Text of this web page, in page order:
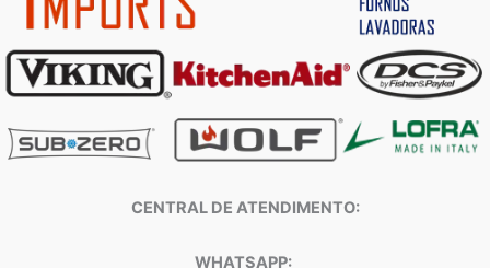
CENTRAL DE ATENDIMENTO:
WHATSAPP: